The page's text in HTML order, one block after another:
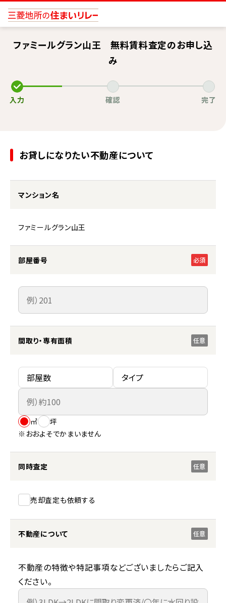
ファミールグラン山王 無料賃料査定のお申し込
み
入力 確認 完了
お貸しになりたい不動産について
マンション名
ファミールグラン山王
部屋番号 必須
間取り・専有面積 任意
㎡
坪
※おおよそでかまいません
同時査定 任意
売却査定も依頼する
不動産について 任意
不動産の特徴や特記事項などございましたらご記入
ください。